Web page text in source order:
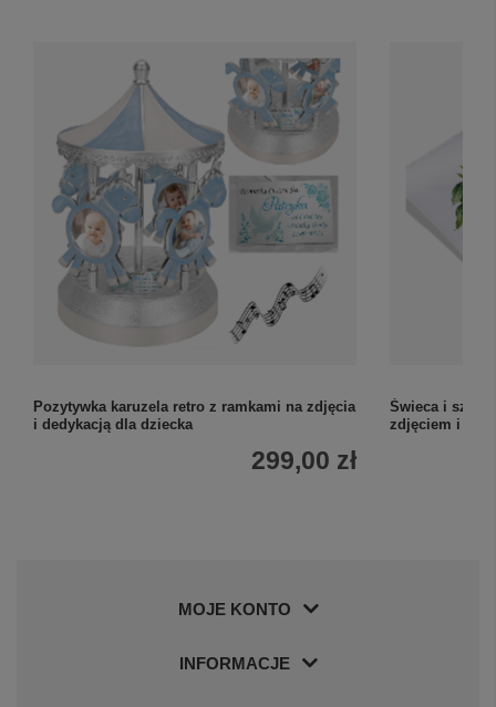
Pozytywka karuzela retro z ramkami na zdjęcia
i dedykacją dla dziecka
299,00 zł
Świeca i
zdjęciem i
MOJE KONTO
INFORMACJE